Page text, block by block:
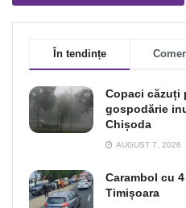
În tendințe
Copaci căzuți
gospodărie
Chișoda
AUGUST 7, 2026
Carambol cu
Timișoara